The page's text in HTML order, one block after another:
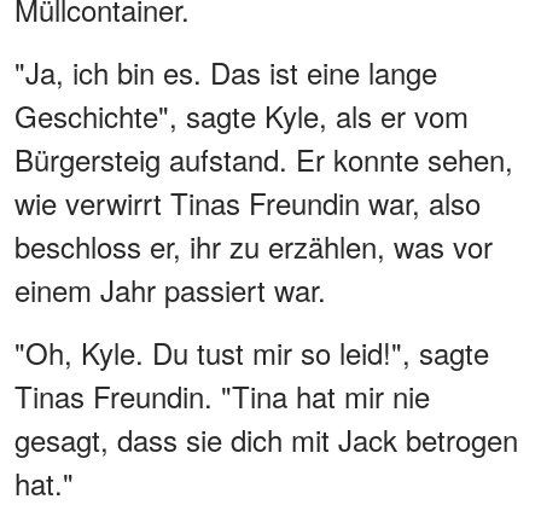
Müllcontainer.
"Ja, ich bin es. Das ist eine lange
Geschichte", sagte Kyle, als er vom
Bürgersteig aufstand. Er konnte sehen,
wie verwirrt Tinas Freundin war, also
beschloss er, ihr zu erzählen, was vor
einem Jahr passiert war.
"Oh, Kyle. Du tust mir so leid!", sagte
Tinas Freundin. "Tina hat mir nie
gesagt, dass sie dich mit Jack betrogen
hat."